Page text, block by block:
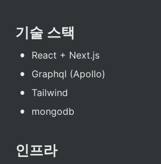
기술 스택
• React + Next.js
• Graphql (Apollo)
• Tailwind
• mongodb
인프라